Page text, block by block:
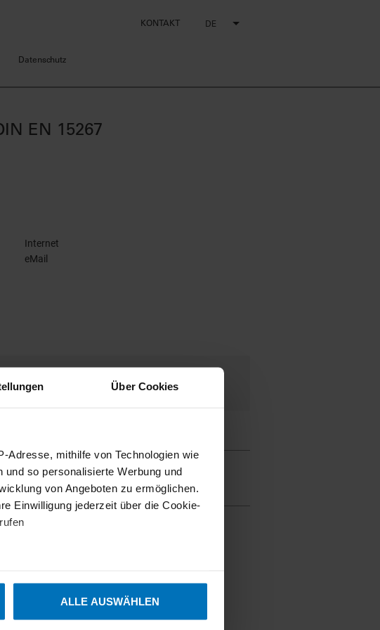
Über Cookies
Adresse, mithilfe von Technologien wie
so personalisierte Werbung und
von Angeboten zu ermöglichen.
Einwilligung jederzeit über die Cookie-
Sie Ihre Präferenzen im
ALLE AUSWÄHLEN
KONTAKT DE
Datenschutz
EN 15267
Internet
eMail
Informationen
TÜV SÜD V.00,